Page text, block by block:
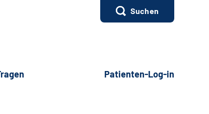
Suchen
Patienten-Log-in